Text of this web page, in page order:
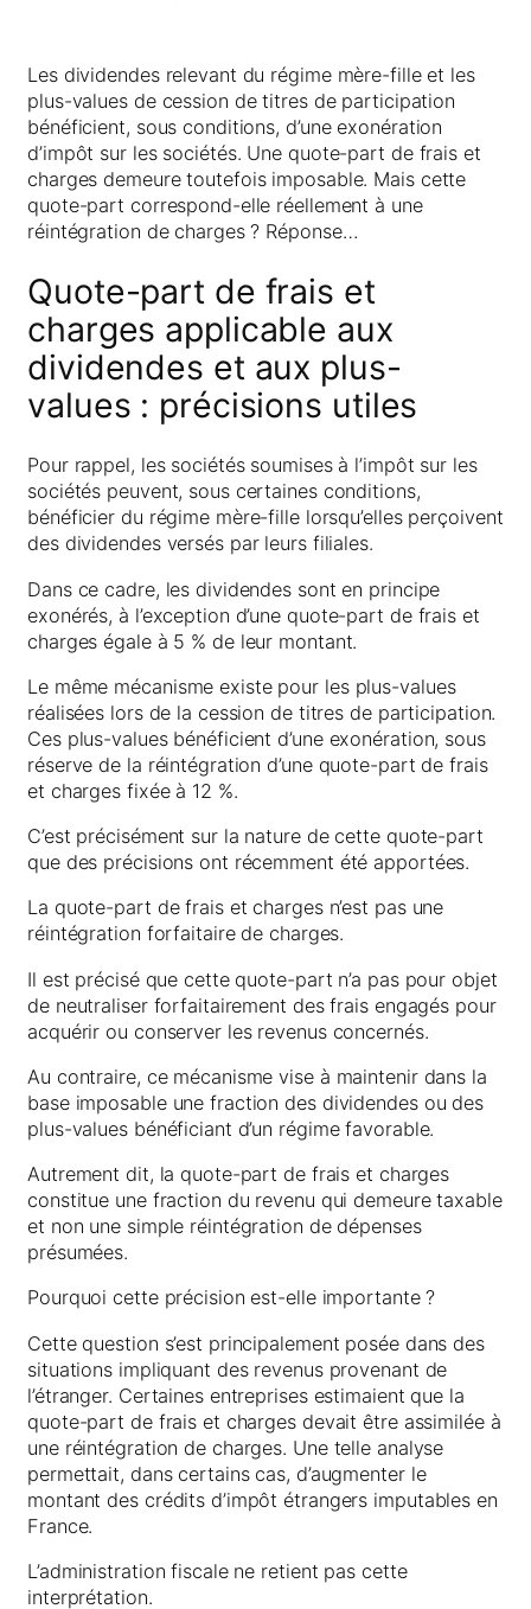
Les dividendes relevant du régime mère-fille et les
plus-values de cession de titres de participation
bénéficient, sous conditions, d’une exonération
d’impôt sur les sociétés. Une quote-part de frais et
charges demeure toutefois imposable. Mais cette
quote-part correspond-elle réellement à une
réintégration de charges ? Réponse…
Quote-part de frais et
charges applicable aux
dividendes et aux plus-
values : précisions utiles
Pour rappel, les sociétés soumises à l’impôt sur les
sociétés peuvent, sous certaines conditions,
bénéficier du régime mère-fille lorsqu’elles perçoivent
des dividendes versés par leurs filiales.
Dans ce cadre, les dividendes sont en principe
exonérés, à l’exception d’une quote-part de frais et
charges égale à 5 % de leur montant.
Le même mécanisme existe pour les plus-values
réalisées lors de la cession de titres de participation.
Ces plus-values bénéficient d’une exonération, sous
réserve de la réintégration d’une quote-part de frais
et charges fixée à 12 %.
C’est précisément sur la nature de cette quote-part
que des précisions ont récemment été apportées.
La quote-part de frais et charges n’est pas une
réintégration forfaitaire de charges.
Il est précisé que cette quote-part n’a pas pour objet
de neutraliser forfaitairement des frais engagés pour
acquérir ou conserver les revenus concernés.
Au contraire, ce mécanisme vise à maintenir dans la
base imposable une fraction des dividendes ou des
plus-values bénéficiant d’un régime favorable.
Autrement dit, la quote-part de frais et charges
constitue une fraction du revenu qui demeure taxable
et non une simple réintégration de dépenses
présumées.
Pourquoi cette précision est-elle importante ?
Cette question s’est principalement posée dans des
situations impliquant des revenus provenant de
l’étranger. Certaines entreprises estimaient que la
quote-part de frais et charges devait être assimilée à
une réintégration de charges. Une telle analyse
permettait, dans certains cas, d’augmenter le
montant des crédits d’impôt étrangers imputables en
France.
L’administration fiscale ne retient pas cette
interprétation.